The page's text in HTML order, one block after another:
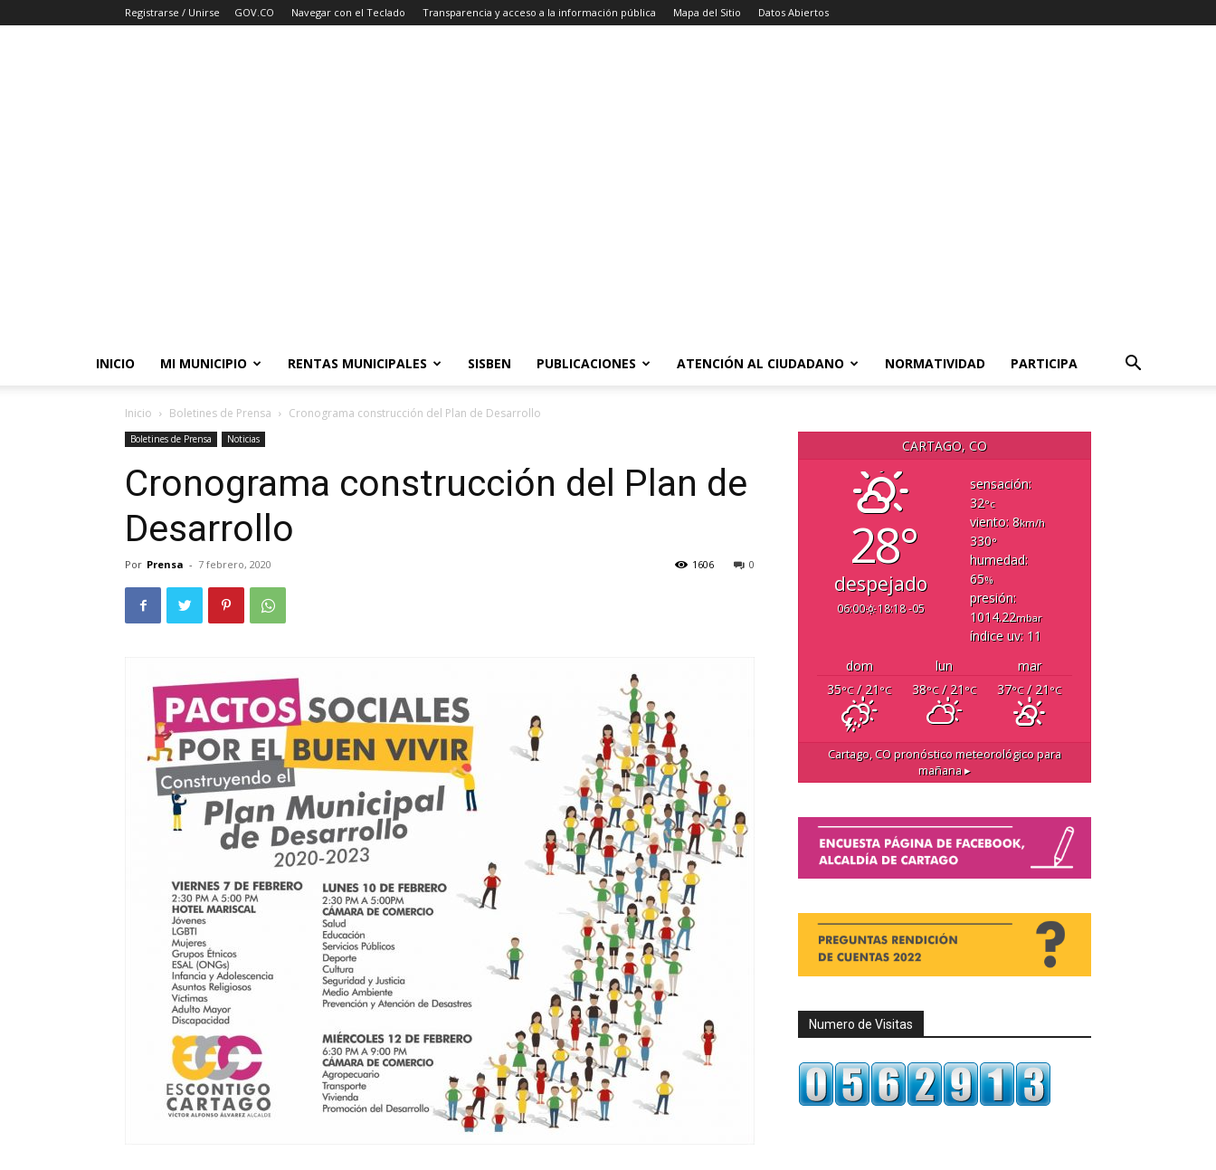
Registrarse / Unirse GOV.CO Navegar con el Teclado Transparencia y acceso a la información pública Mapa del Sitio Datos Abiertos
INICIO MI MUNICIPIO RENTAS MUNICIPALES SISBEN PUBLICACIONES ATENCIÓN AL CIUDADANO NORMATIVIDAD PARTICIPA
Inicio Boletines de Prensa Cronograma construcción del Plan de Desarrollo
Boletines de Prensa Noticias
Cronograma construcción del Plan de
Desarrollo
Por Prensa - 7 febrero, 2020 0
1606
CARTAGO, CO
28°
despejado
06:00 18:18 -05
sensación:
32°c
viento: 8km/h
330°
humedad:
65%
presión:
1014.22mbar
índice uv: 11
dom
lun
mar
35°C/ 21 °C 38°C/ 21 °C 37°C/ 21 °C
Cartago, COpronóstico meteorológico para
mañana ▸
Numero de Visitas